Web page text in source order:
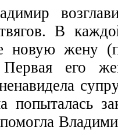
В
новую жену
Первая его
попыталась